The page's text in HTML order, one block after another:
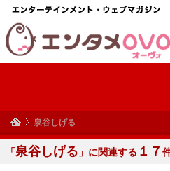
泉谷しげる
「泉谷しげる 」に関連する １７